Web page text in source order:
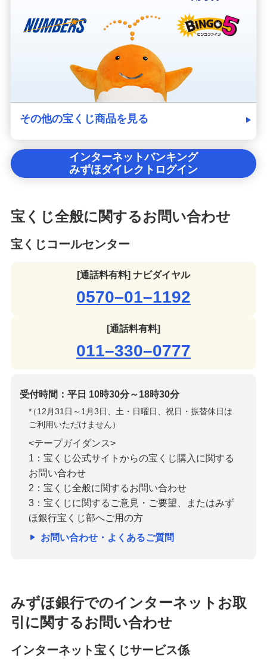
その他の宝くじ商品を見る
インターネットバンキング
みずほダイレクトログイン
宝くじ全般に関するお問い合わせ
宝くじコールセンター
[通話料有料] ナビダイヤル
0570–01–1192
[通話料有料]
011–330–0777
受付時間：平日 10時30分～18時30分
*
（12月31日～1月3日、土・日曜日、祝日・振替休日は
ご利用いただけません）
<テープガイダンス>
1：宝くじ公式サイトからの宝くじ購入に関する
お問い合わせ
2：宝くじ全般に関するお問い合わせ
3：宝くじに関するご意見・ご要望、またはみず
ほ銀行宝くじ部へご用の方
お問い合わせ・よくあるご質問
みずほ銀行でのインターネットお取
引に関するお問い合わせ
インターネット宝くじサービス係